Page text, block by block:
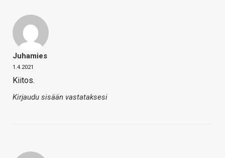
Juhamies
1.4.2021
Kiitos.
Kirjaudu sisään vastataksesi